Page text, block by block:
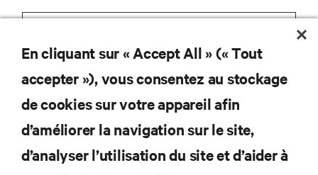
S'INSCRIRE
RESSOURCES
En cliquant sur « Accept All » (« Tout
accepter »), vous consentez au stockage
de cookies sur votre appareil afin
d’améliorer la navigation sur le site,
d’analyser l’utilisation du site et d’aider à